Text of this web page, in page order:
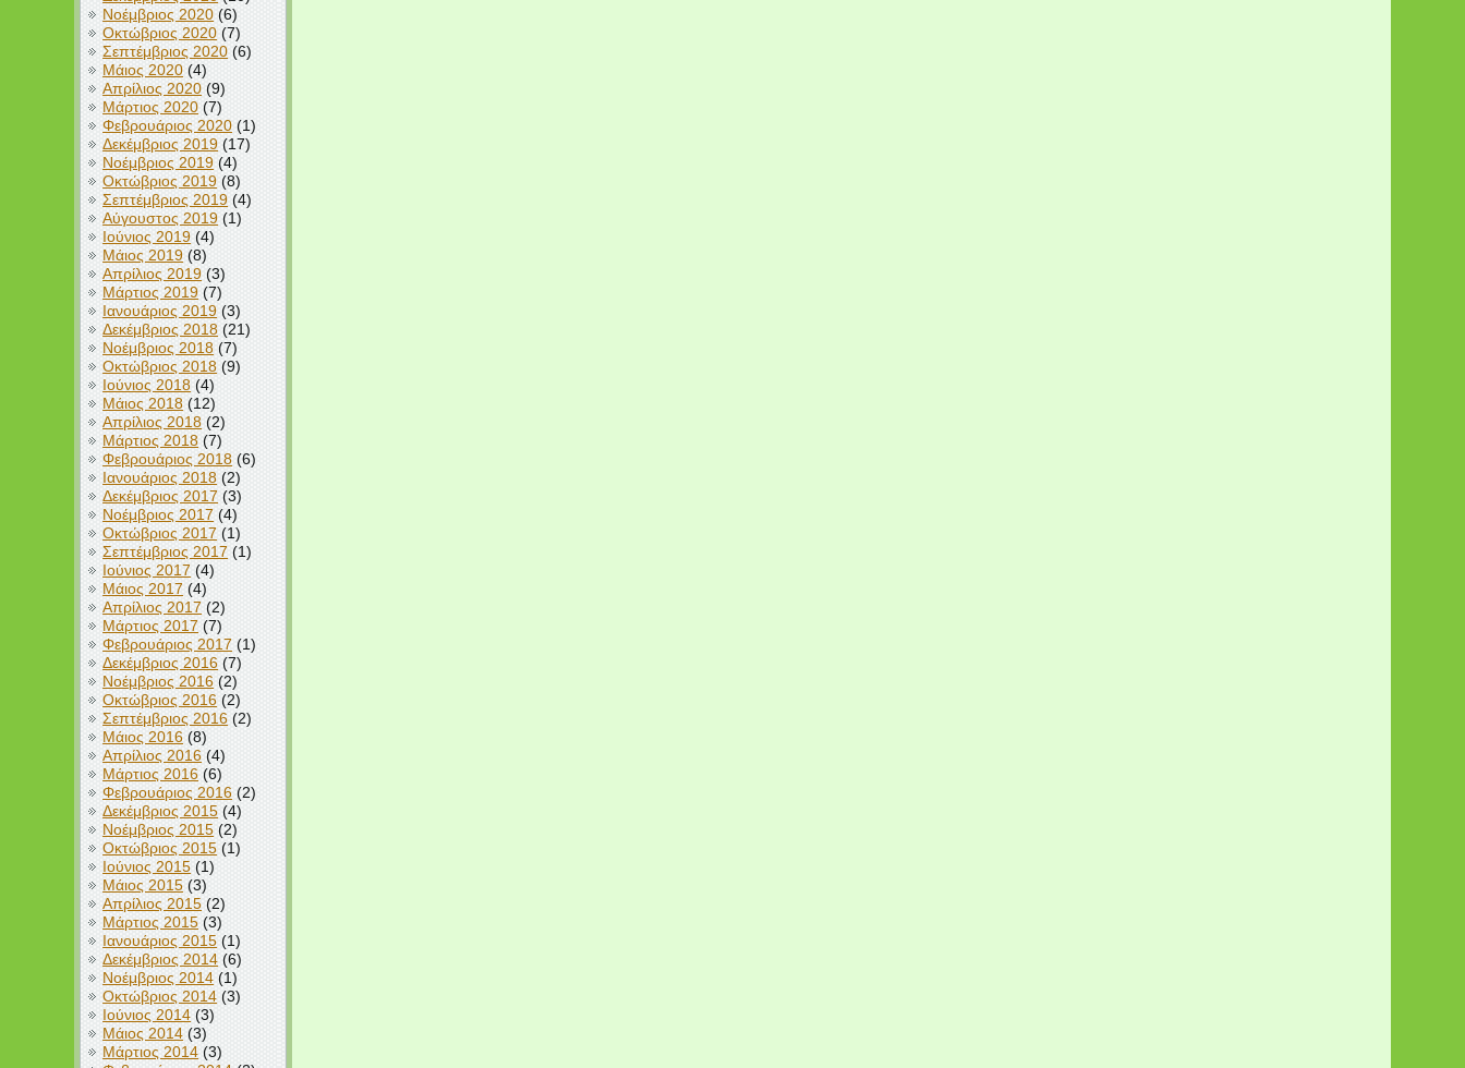
Νοέμβριος 2020 (6)
Οκτώβριος 2020 (7)
Σεπτέμβριος 2020 (6)
Μάιος 2020 (4)
Απρίλιος 2020 (9)
Μάρτιος 2020 (7)
Φεβρουάριος 2020 (1)
Δεκέμβριος 2019 (17)
Νοέμβριος 2019 (4)
Οκτώβριος 2019 (8)
Σεπτέμβριος 2019 (4)
Αύγουστος 2019 (1)
Ιούνιος 2019 (4)
Μάιος 2019 (8)
Απρίλιος 2019 (3)
Μάρτιος 2019 (7)
Ιανουάριος 2019 (3)
Δεκέμβριος 2018 (21)
Νοέμβριος 2018 (7)
Οκτώβριος 2018 (9)
Ιούνιος 2018 (4)
Μάιος 2018 (12)
Απρίλιος 2018 (2)
Μάρτιος 2018 (7)
Φεβρουάριος 2018 (6)
Ιανουάριος 2018 (2)
Δεκέμβριος 2017 (3)
Νοέμβριος 2017 (4)
Οκτώβριος 2017 (1)
Σεπτέμβριος 2017 (1)
Ιούνιος 2017 (4)
Μάιος 2017 (4)
Απρίλιος 2017 (2)
Μάρτιος 2017 (7)
Φεβρουάριος 2017 (1)
Δεκέμβριος 2016 (7)
Νοέμβριος 2016 (2)
Οκτώβριος 2016 (2)
Σεπτέμβριος 2016 (2)
Μάιος 2016 (8)
Απρίλιος 2016 (4)
Μάρτιος 2016 (6)
Φεβρουάριος 2016 (2)
Δεκέμβριος 2015 (4)
Νοέμβριος 2015 (2)
Οκτώβριος 2015 (1)
Ιούνιος 2015 (1)
Μάιος 2015 (3)
Απρίλιος 2015 (2)
Μάρτιος 2015 (3)
Ιανουάριος 2015 (1)
Δεκέμβριος 2014 (6)
Νοέμβριος 2014 (1)
Οκτώβριος 2014 (3)
Ιούνιος 2014 (3)
Μάιος 2014 (3)
Μάρτιος 2014 (3)